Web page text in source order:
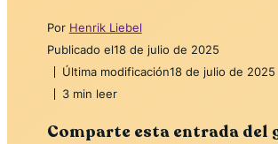
Por Henrik Liebel
Publicado el18 de julio de 2025
Última modificación18 de julio de 2025
3 min leer
Comparte esta entrada del